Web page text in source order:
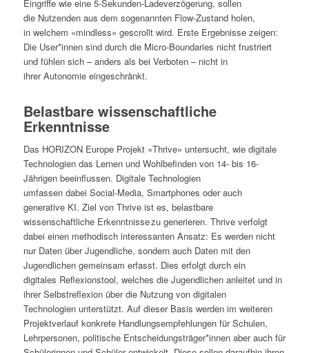
Eingriffe wie eine 5-Sekunden-Ladeverzögerung, sollen
die Nutzenden aus dem sogenannten Flow-Zustand holen,
in welchem «mindless» gescrollt wird. Erste Ergebnisse zeigen:
Die User*innen sind durch die Micro-Boundaries nicht frustriert
und fühlen sich – anders als bei Verboten – nicht in
ihrer Autonomie eingeschränkt.
Belastbare wissenschaftliche
Erkenntnisse
Das HORIZON Europe Projekt «Thrive» untersucht, wie digitale
Technologien das Lernen und Wohlbefinden von 14- bis 16-
Jährigen beeinflussen. Digitale Technologien
umfassen dabei Social-Media, Smartphones oder auch
generative KI. Ziel von Thrive ist es, belastbare
wissenschaftliche Erkenntnisse zu generieren. Thrive verfolgt
dabei einen methodisch interessanten Ansatz: Es werden nicht
nur Daten über Jugendliche, sondern auch Daten mit den
Jugendlichen gemeinsam erfasst. Dies erfolgt durch ein
digitales Reflexionstool, welches die Jugendlichen anleitet und in
ihrer Selbstreflexion über die Nutzung von digitalen
Technologien unterstützt. Auf dieser Basis werden im weiteren
Projektverlauf konkrete Handlungsempfehlungen für Schulen,
Lehrpersonen, politische Entscheidungsträger*innen aber auch für